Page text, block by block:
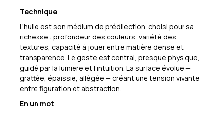
Technique
L’huile est son médium de prédilection, choisi pour sa
richesse : profondeur des couleurs, variété des
textures, capacité à jouer entre matière dense et
transparence. Le geste est central, presque physique,
guidé par la lumière et l’intuition. La surface évolue —
grattée, épaissie, allégée — créant une tension vivante
entre figuration et abstraction.
En un mot